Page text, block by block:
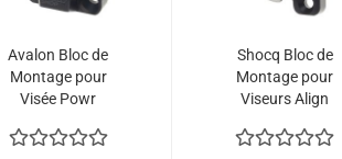
Avalon Bloc de
Montage pour
Visée Powr
Shocq Bloc de
Montage pour
Viseurs Align
Pro